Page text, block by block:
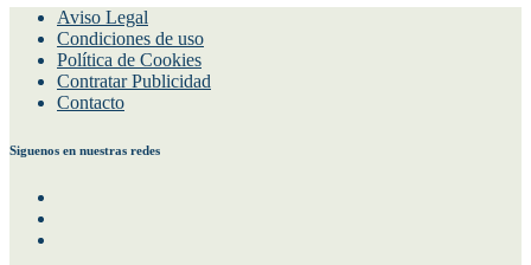
Aviso Legal
Condiciones de uso
Política de Cookies
Contratar Publicidad
Contacto
Siguenos en nuestras redes